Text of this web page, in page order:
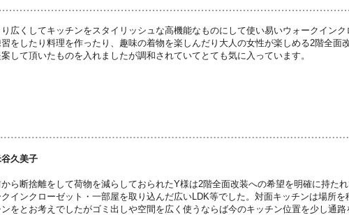
り広くしてキッチンをスタイリッシュな高機能なものにして使い易いウォークイン
習をしたり料理を作ったり、趣味の着物を楽しんだり大人の女性が楽しめる2階全面
して頂いたものを入れましたが調和されていてとても気に入っています。
久美子
から断捨離をして荷物を減らしておられたY様は2階全面改装への希望を明確に持た
インクローゼット・一部屋を取り込んだ広いLDK等でした。対面キッチンは場所
をとお考えでしたがゴミ出しや空間を広く使うならば今のキッチン位置を少し通